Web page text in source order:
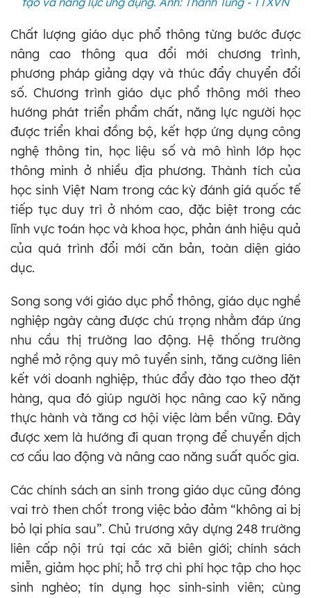
Chất lượng giáo dục phổ thông từng bước được
nâng cao thông qua đổi mới chương trình,
phương pháp giảng dạy và thúc đẩy chuyển đổi
số. Chương trình giáo dục phổ thông mới theo
hướng phát triển phẩm chất, năng lực người học
được triển khai đồng bộ, kết hợp ứng dụng công
nghệ thông tin, học liệu số và mô hình lớp học
thông minh ở nhiều địa phương. Thành tích của
học sinh Việt Nam trong các kỳ đánh giá quốc tế
tiếp tục duy trì ở nhóm cao, đặc biệt trong các
lĩnh vực toán học và khoa học, phản ánh hiệu quả
của quá trình đổi mới căn bản, toàn diện giáo
dục.
Song song với giáo dục phổ thông, giáo dục nghề
nghiệp ngày càng được chú trọng nhằm đáp ứng
nhu cầu thị trường lao động. Hệ thống trường
nghề mở rộng quy mô tuyển sinh, tăng cường liên
kết với doanh nghiệp, thúc đẩy đào tạo theo đặt
hàng, qua đó giúp người học nâng cao kỹ năng
thực hành và tăng cơ hội việc làm bền vững. Đây
được xem là hướng đi quan trọng để chuyển dịch
cơ cấu lao động và nâng cao năng suất quốc gia.
Các chính sách an sinh trong giáo dục cũng đóng
vai trò then chốt trong việc bảo đảm “không ai bị
bỏ lại phía sau”. Chủ trương xây dựng 248 trường
liên cấp nội trú tại các xã biên giới; chính sách
miễn, giảm học phí; hỗ trợ chi phí học tập cho học
sinh nghèo; tín dụng học sinh-sinh viên; cùng